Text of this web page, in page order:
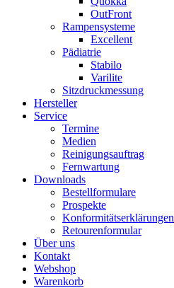
OutFront
Rampensysteme
Excellent
Pädiatrie
Stabilo
Varilite
Sitzdruckmessung
Hersteller
Service
Termine
Medien
Reinigungsauftrag
Fernwartung
Downloads
Bestellformulare
Prospekte
Konformitätserklärungen
Retourenformular
Über uns
Kontakt
Webshop
Warenkorb